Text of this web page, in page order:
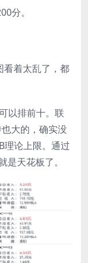
分。
看着太乱了，都
以排前十。联
大的，确实没
论上限。通过
天花板了。